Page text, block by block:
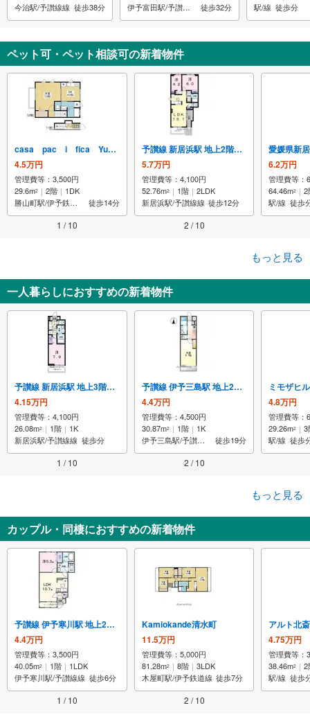
今治駅/予讃線線 徒歩38分
伊予富田駅/予讃線線
徒歩32分
駅/線 徒歩分
ペット可・ペット相談可の新着物件
casa pac i fica Yuwatari
4.5万円
管理費等：3,500円
29.6m2 2階
1DK
勝山町駅/伊予鉄道線
徒歩14分
1 / 10
予讃線 新居浜駅 地上2階建て 築13年
5.7万円
管理費等：4,100円
52.76m2 1階
2LDK
新居浜駅/予讃線線 徒歩12分
2 / 10
愛媛県新
6.2万円
管理費等：
64.46m2
2
駅/線 徒歩
もっと見る
一人暮らしにおすすめの新着物件
予讃線 新居浜駅 地上3階建て 築6年
4.15万円
管理費等：4,100円
26.08m2 1階
1K
新居浜駅/予讃線線 徒歩分
1 / 10
予讃線 伊予三島駅 地上2階建て 築6年
4.4万円
管理費等：4,500円
30.87m2 1階
1K
伊予三島駅/予讃線線
徒歩19分
2 / 10
4.8万円
管理費等：
29.26m2
3
駅/線 徒歩
もっと見る
カップル・同棲におすすめの新着物件
予讃線 伊予寒川駅 地上2階建て 築1年未満
4.4万円
管理費等：3,500円
40.05m2 1階
1LDK
伊予寒川駅/予讃線線 徒歩6分
1 / 10
Kamiokande清水町
11.5万円
管理費等：5,000円
81.28m2 8階
3LDK
木屋町駅/伊予鉄道線 徒歩7分
2 / 10
アルト北
4.75万円
管理費等：
38.46m2
2
駅/線 徒歩